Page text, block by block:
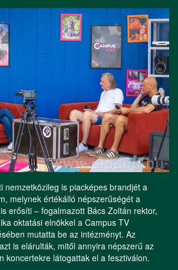
nemzetközileg is piacképes brandjét a
melynek értékálló népszerűségét a
erősíti – fogalmazott Bács Zoltán rektor,
oktatási elnökkel a Campus TV
mutatta be az intézményt. Az
is elárulták, mitől annyira népszerű az
koncertekre látogattak el a fesztiválon.